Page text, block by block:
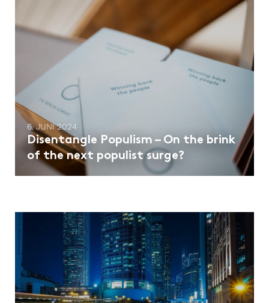
6. JUNI 2024
Disentangle Populism – On the brink
of the next populist surge?